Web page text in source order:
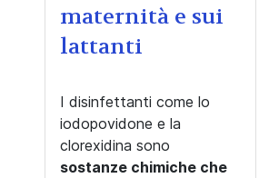
maternità e sui
lattanti
I disinfettanti come lo
iodopovidone e la
clorexidina sono
sostanze chimiche che